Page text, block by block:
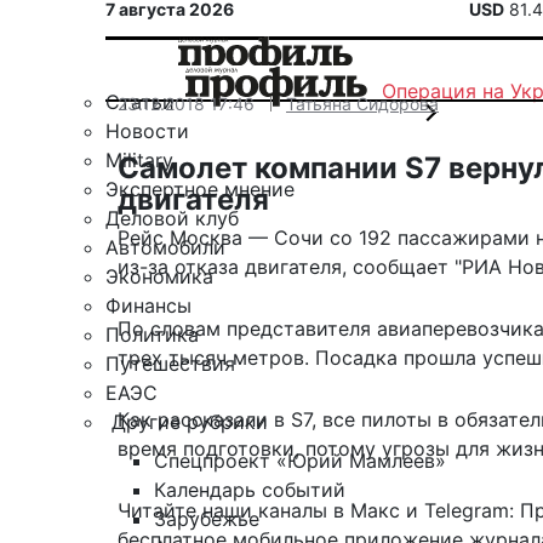
7 августа 2026 USD
Статьи
Новости
Military
Экспертное мнение
Деловой клуб
Автомобили
Экономика
Финансы
Политика
Путешествия
ЕАЭС
Другие рубрики
Спецпроект «Юрий Мамлеев»
Календарь событий
Зарубежье
Операция на
23.12.2018 17:46 Татьяна Сидорова
Самолет компании S7
двигателя
Рейс Москва — Сочи со 192 пассажирами
из-за отказа двигателя, сообщает "РИА
По словам представителя
трех тысяч метров. Посадка прошла
Как рассказали в S7, все пилоты в
время подготовки, потому угрозы для
Читайте наши каналы в Макс и Telegram: